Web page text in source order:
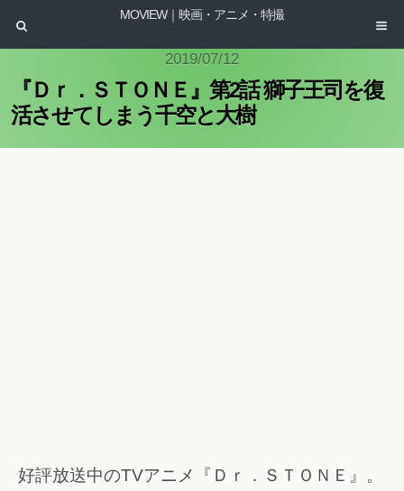
MOVIEW｜映画・アニメ・特撮
2019/07/12
『Ｄｒ．ＳＴＯＮＥ』第2話 獅子王司を復
活させてしまう千空と大樹
好評放送中のTVアニメ『Ｄｒ．ＳＴＯＮＥ』。